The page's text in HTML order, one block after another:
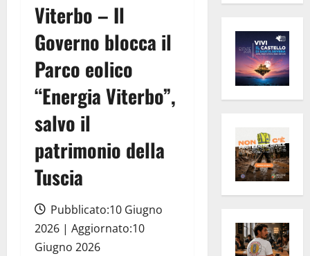
Viterbo – Il
Governo blocca il
Parco eolico
“Energia Viterbo”,
salvo il
patrimonio della
Tuscia
Pubblicato:10 Giugno
2026 | Aggiornato:10
Giugno 2026